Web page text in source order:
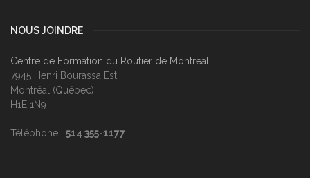
NOUS JOINDRE
Centre de Formation du Routier de Montréal
7945 Henri Bourassa Est
Montréal (Québec)
H1E 1N9
Téléphone : 514 355-1177